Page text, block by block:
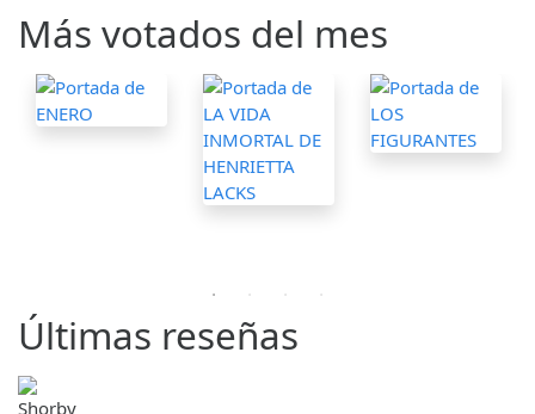
Más votados del mes
Últimas reseñas